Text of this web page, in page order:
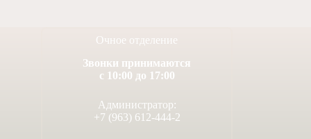
Очное отделение
Звонки принимаются
с 10:00 до 17:00
Администратор:
+7 (963) 612-444-2